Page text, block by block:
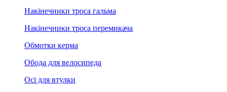
Накінечники троса гальма
Накінечники троса перемикача
Обмотки керма
Обода для велосипеда
Осі для втулки